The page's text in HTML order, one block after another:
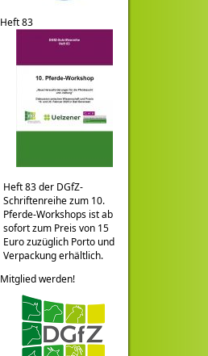
Heft 83
Heft 83 der DGfZ-
Schriftenreihe zum 10.
Pferde-Workshops ist ab
sofort zum Preis von 15
Euro zuzüglich Porto und
Verpackung erhältlich.
Mitglied werden!